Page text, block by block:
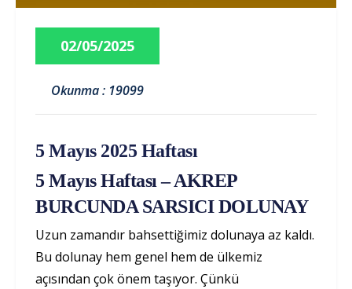
02/05/2025
Okunma : 19099
5 Mayıs 2025 Haftası
5 Mayıs Haftası – AKREP
BURCUNDA SARSICI DOLUNAY
Uzun zamandır bahsettiğimiz dolunaya az kaldı.
Bu dolunay hem genel hem de ülkemiz
açısından çok önem taşıyor. Çünkü